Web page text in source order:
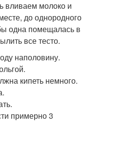
вливаем молоко и
до однородного
одна помещалась в
все тесто.
наполовину.
кипеть немного.
примерно 3